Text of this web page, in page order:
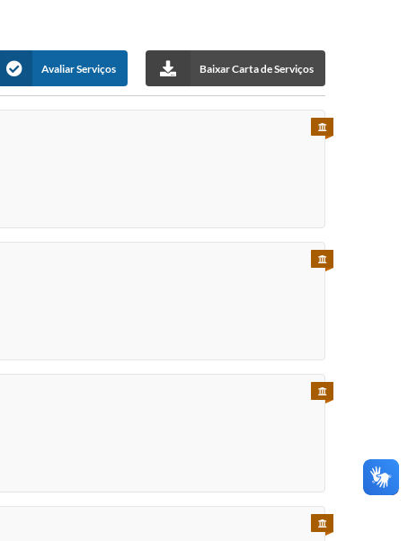
Avaliar Serviços Baixar Carta de Serviços
PARA SERVIDOR
PARA SERVIDOR
PARA SERVIDOR
PARA SERVIDOR